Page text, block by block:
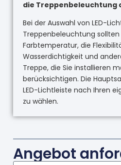
die Treppenbeleuchtung
Bei der Auswahl von LED-
Treppenbeleuchtung sollten
Farbtemperatur, die
Wasserdichtigkeit und
Treppe, die Sie installieren
berücksichtigen. Die
LED-Lichtleiste nach Ihren
zu wählen.
Angebot